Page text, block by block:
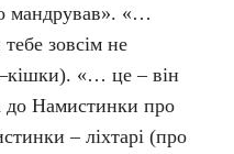
мандрував». «…
зовсім не
–кішки). «… це – він
до Намистинки про
– ліхтарі (про